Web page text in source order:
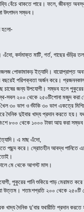
বেঁচে থাকতে পারে। ফলে, জীবন্ত
উৎপাদন সম্ভব।
হলো-
এঁদো, কর্দমাক্ত মাটি, গর্ত, গাছের
পোকামাকড় ইত্যাদি। বায়োপ্রাপ্ত
পরিপক্বতা অর্জন করে।
চাষের জন্য উপযোগী। সম্ভব হলে
সবল ২০০ থেকে ২৫০টিপোনা মজুদ করা
৩০ ভাগ ও শুঁটকি ৩০ ভাগ একত্রে
দুইবার খাদ্য প্রদান করতে হয়।
৮০০ থেকে ১০০০ টাকা আয় করা
এ মাছ এঁদো,
পছন্দ করে। স্রোতহীন আবদ্ধ পানিতে
মে থেকে আগস্ট মাস।
পুকুরের পানি শুকিয়ে পাড়
শতাংশপ্রতি ২০০ থেকে ২৫০টি
খাদ্য দৈনিক দু’বার যথারীতি প্রদান